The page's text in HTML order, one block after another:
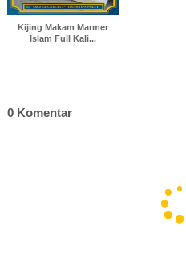
Kijing Makam Marmer
Islam Full Kali...
0 Komentar